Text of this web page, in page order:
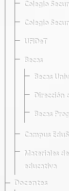
Colegio
Colegio
UFIDeT
Becas
Becas
Dirección
Becas
Campus
Materiales
educativa
Docentes